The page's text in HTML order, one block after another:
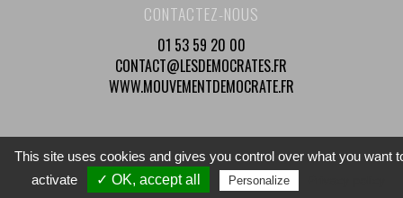
CONTACTEZ-NOUS
01 53 59 20 00
CONTACT@LESDEMOCRATES.FR
WWW.MOUVEMENTDEMOCRATE.FR
© 2025 Mouvement Démocrate - Tous droits réservés
This site uses cookies and gives you control over what you want
activate
✓ OK, accept all Personalize